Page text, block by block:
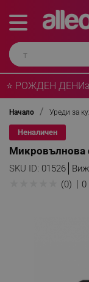
⭐ РОЖДЕН ДЕН
Начало Уреди за
Неналичен
Микровълнова
SKU ID: 01526
(0) 0